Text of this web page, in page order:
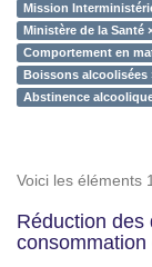
Mission
Ministère de la Santé
Comportement en
Boissons alcoolisées
Abstinence
Voici les éléments
Réduction des
consommation